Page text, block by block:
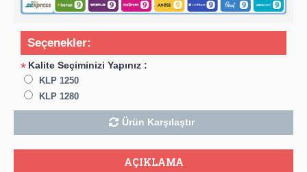
Seçenekler:
* Kalite Seçiminizi Yapınız :
KLP 1250
KLP 1280
Ürün Karşılaştır
AÇIKLAMA